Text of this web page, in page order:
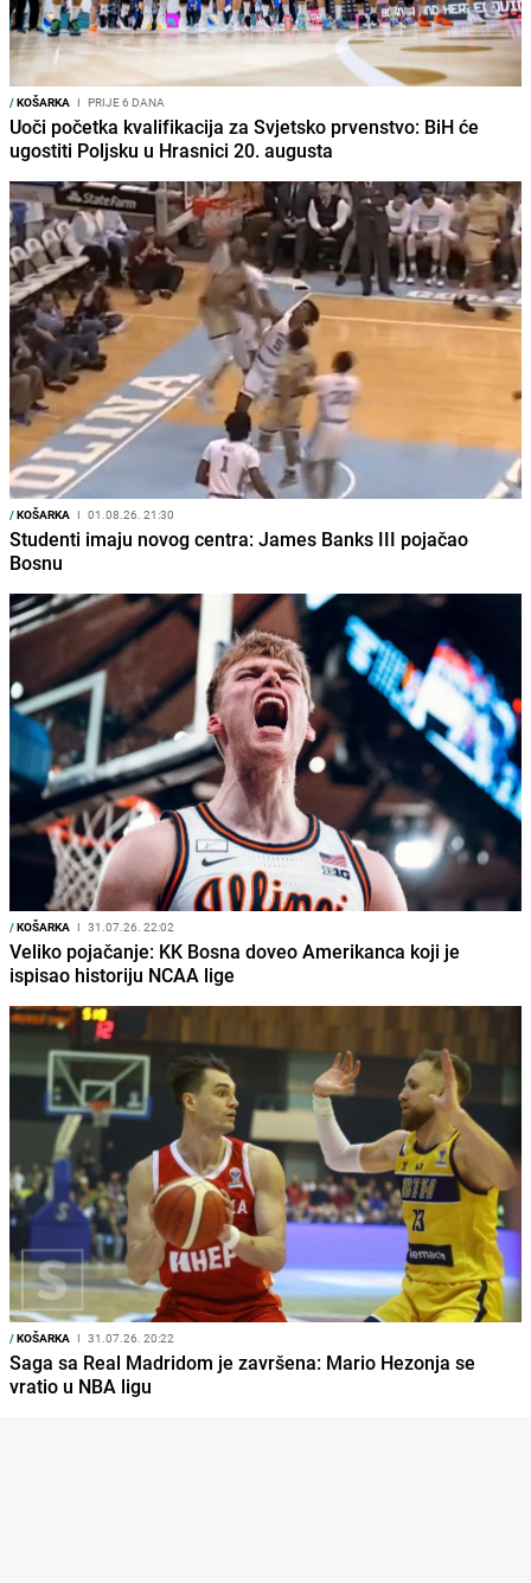
/KOŠARKA I PRIJE 6 DANA
Uoči početka kvalifikacija za Svjetsko prvenstvo: BiH će
ugostiti Poljsku u Hrasnici 20. augusta
/KOŠARKA I 01.08.26. 21:30
Studenti imaju novog centra: James Banks III pojačao
Bosnu
/KOŠARKA I 31.07.26. 22:02
Veliko pojačanje: KK Bosna doveo Amerikanca koji je
ispisao historiju NCAA lige
/KOŠARKA I 31.07.26. 20:22
Saga sa Real Madridom je završena: Mario Hezonja se
vratio u NBA ligu